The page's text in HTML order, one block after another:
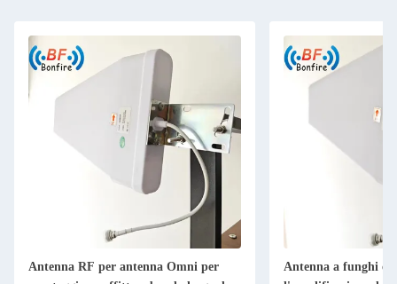
Antenna RF per antenna Omni per
Antenna a funghi